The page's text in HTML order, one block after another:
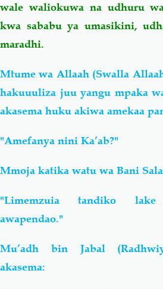
wale waliokuwa na udhuru
kwa sababu ya umasikini,
maradhi.
Mtume wa Allaah (Swalla
hakuuuliza juu yangu mpaka
akasema huku akiwa amekaa
"Amefanya nini Ka’ab?"
Mmoja katika watu wa Bani
"Limemzuia tandiko
awapendao."
Mu’adh bin Jabal
akasema: